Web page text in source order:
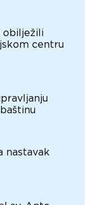
obilježili
centru
nastavak